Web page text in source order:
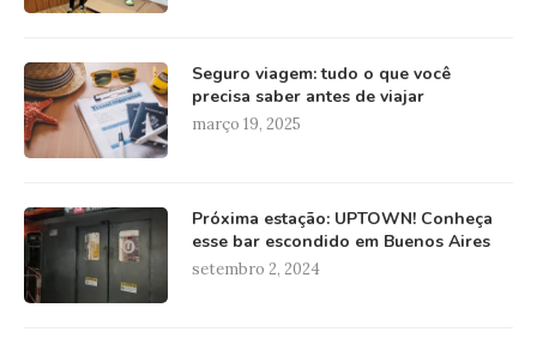
Seguro viagem: tudo o que você
precisa saber antes de viajar
março 19, 2025
Próxima estação: UPTOWN! Conheça
esse bar escondido em Buenos Aires
setembro 2, 2024